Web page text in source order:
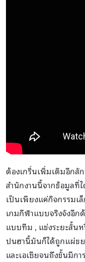
ต้องเกริ่นเพิ่มเติมอีกสั
สำนักงานนี้จากข้อมูลที่
เป็นเพียงแค่กิจกรรมเ
เกมกีฬาแบบจริงจังอี
แบบทีม , แข่งระยะสั้น
ปนฮานี้มันก็ได้ถูกแผ่ข
และเอเชียจนถึงขั้นมีก